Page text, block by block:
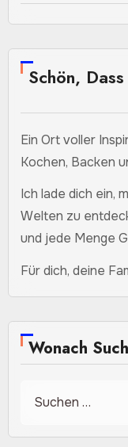
Schön,
Ein Ort voller
Kochen, Backen
Ich lade dich ein,
Welten zu
und jede Menge
Für dich, deine
Wonach